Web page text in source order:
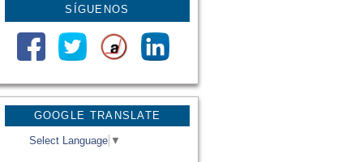
GOOGLE TRANSLATE
Select Language ▼
SÍGUENOS